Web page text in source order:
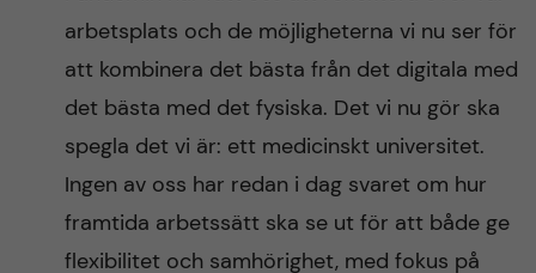
arbetsplats och de möjligheterna vi nu ser för
att kombinera det bästa från det digitala med
det bästa med det fysiska. Det vi nu gör ska
spegla det vi är: ett medicinskt universitet.
Ingen av oss har redan i dag svaret om hur
framtida arbetssätt ska se ut för att både ge
flexibilitet och samhörighet, med fokus på